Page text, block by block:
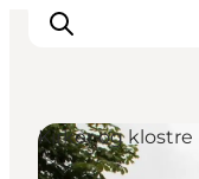
Kirker og klostre